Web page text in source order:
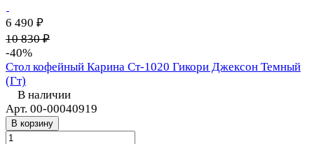
6 490 ₽
10 830 ₽
-40%
Стол кофейный Карина Ст-1020 Гикори Джексон Темный
(Гт)
В наличии
Арт. 00-00040919
В корзину